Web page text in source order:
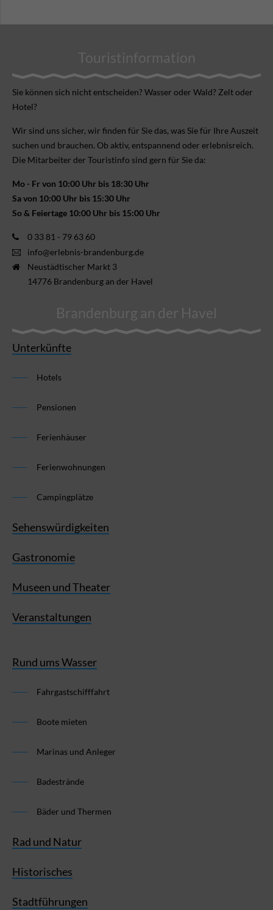
Touristinformation
Sie können sich nicht ent­scheiden? Wasser oder Wald? Zelt oder
Hotel?
Wir sind uns sicher, wir finden für Sie das, was Sie für Ihre Aus­zeit
suchen und brauchen. Ob aktiv, ent­spannend oder erlebnis­reich.
Die Mitarbeiter der Touristinfo sind gern für Sie da:
Mo - Fr von 10:00 Uhr bis 18:30 Uhr
Sa von 10:00 Uhr bis 15:30 Uhr
So & Feiertage 10:00 Uhr bis 15:00 Uhr
0 33 81 - 79 63 60
info@erlebnis-brandenburg.de
Neustädtischer Markt 3
14776 Brandenburg an der Havel
Brandenburg an der Havel
Unterkünfte
Hotels
Pensionen
Ferienhäuser
Ferienwohnungen
Campingplätze
Sehenswürdigkeiten
Gastronomie
Museen und Theater
Veranstaltungen
Rund ums Wasser
Fahrgastschifffahrt
Boote mieten
Marinas und Anleger
Badestrände
Bäder und Thermen
Rad und Natur
Historisches
Stadtführungen